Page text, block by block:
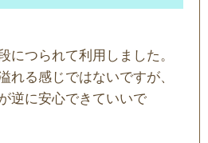
につられて利用しました。
れる感じではないですが、
逆に安心できていいで